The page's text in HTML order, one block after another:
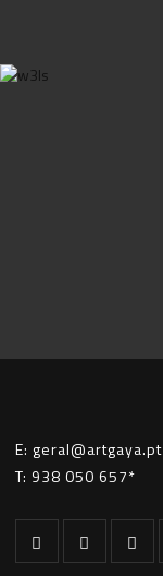
E: geral@artgaya.pt
T: 938 050 657*